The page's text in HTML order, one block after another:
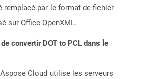
remplacé par le format de fichier
sur Office OpenXML.
convertir DOT to PCL dans le
Cloud utilise les serveurs